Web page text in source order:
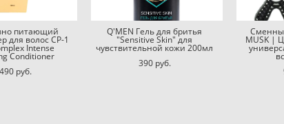
питающий
для волос CP-1
Intense
Conditioner
pуб.
Q'MEN Гель для бритья
"Sensitive Skin" для
чувствительной кожи 200мл
390 pуб.
MUSK |